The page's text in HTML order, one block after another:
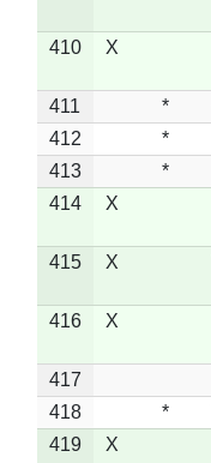
410 X
411 *
412
*
413
*
414
X
415 X
416 X
417
418
*
419
X